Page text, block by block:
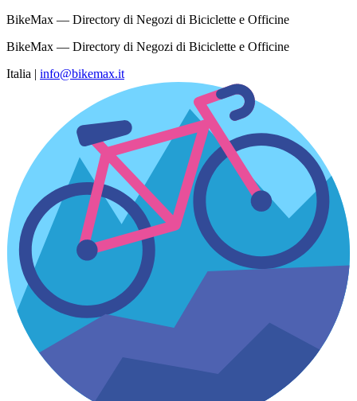
BikeMax — Directory di Negozi di Biciclette e Officine
BikeMax — Directory di Negozi di Biciclette e Officine
Italia | info@bikemax.it